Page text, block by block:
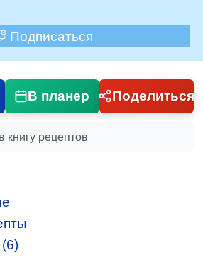
Подписаться
В планер Поделиться
книгу рецептов